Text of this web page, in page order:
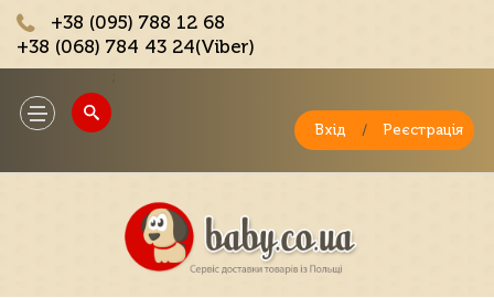
+38 (095) 788 12 68
+38 (068) 784 43 24(Viber)
Toggle
navigation
Вхід / Реєстрація